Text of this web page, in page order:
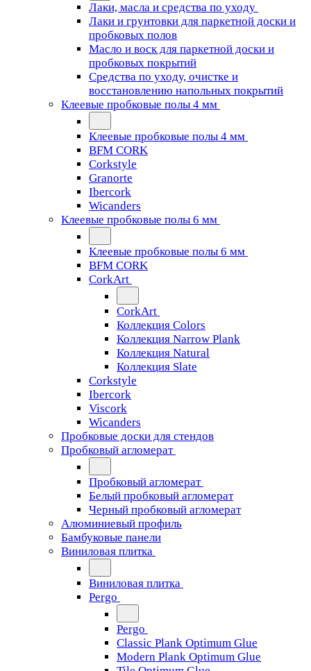
Лаки, масла и средства по уходу
Лаки и грунтовки для паркетной доски и
пробковых полов
Масло и воск для паркетной доски и
пробковых покрытий
Средства по уходу, очистке и
восстановлению напольных покрытий
Клеевые пробковые полы 4 мм
Клеевые пробковые полы 4 мм
BFM CORK
Corkstyle
Granorte
Ibercork
Wicanders
Клеевые пробковые полы 6 мм
Клеевые пробковые полы 6 мм
BFM CORK
CorkArt
CorkArt
Коллекция Colors
Коллекция Narrow Plank
Коллекция Natural
Коллекция Slate
Corkstyle
Ibercork
Viscork
Wicanders
Пробковые доски для стендов
Пробковый агломерат
Пробковый агломерат
Белый пробковый агломерат
Черный пробковый агломерат
Алюминиевый профиль
Бамбуковые панели
Виниловая плитка
Виниловая плитка
Pergo
Pergo
Classic Plank Optimum Glue
Modern Plank Optimum Glue